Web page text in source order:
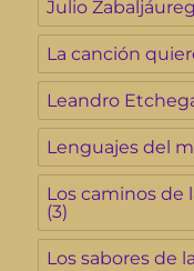
Julio
La canción
Leandro
Lenguajes del
Los caminos de
(3)
Los sabores de